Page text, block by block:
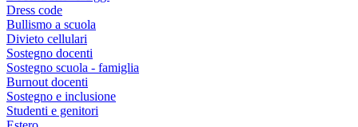
Dress code
Bullismo a scuola
Divieto cellulari
Sostegno docenti
Sostegno scuola - famiglia
Burnout docenti
Sostegno e inclusione
Studenti e genitori